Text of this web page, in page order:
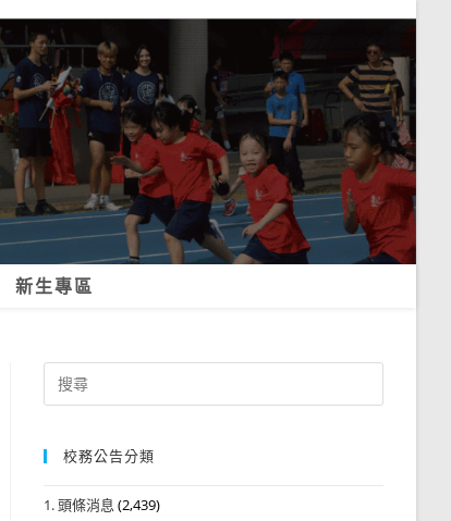
新生專區
Search
for:
校務公告分類
1. 頭條消息 (2,439)